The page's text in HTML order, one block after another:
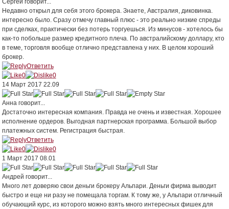
Сергей говорит...
Недавно открыл для себя этого брокера. Знаете, Австралия, диковинка.
интересно было. Сразу отмечу главный плюс - это реально низкие спреды
при сделках, практически без потерь торгуешься. Из минусов - хотелось бы
как-то побольше размер кредитного плеча. По австралийскому доллару, кто
в теме, торговля вообще отлично представлена у них. В целом хороший
брокер.
Ответить
0
0
14 Март 2017 22.09
Аннаговорит...
Достаточно интересная компания. Правда не очень и известная. Хорошее
исполнение ордеров. Выгодная партнерская программа. Большой выбор
платежных систем. Регистрация быстрая.
Ответить
0
0
1 Март 2017 08.01
Андрей говорит...
Много лет доверяю свои деньги брокеру Альпари. Деньги фирма выводит
быстро и еще ни разу не помещала торгам. К тому же, у Альпари отличный
обучающий курс, из которого можно взять много интересных фишек для